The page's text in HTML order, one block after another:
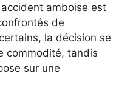
amboise est
de
la décision se
commodité, tandis
sur une